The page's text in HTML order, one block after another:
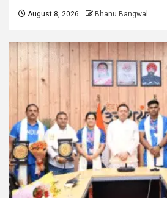
August 8, 2026 Bhanu Bangwal